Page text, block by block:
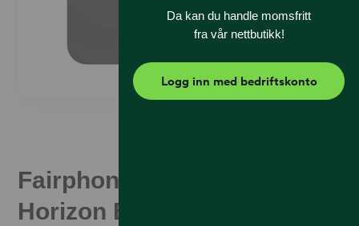
Fairphone (Gen. 6) 256 GB
Horizon Black
Da kan du handle momsfritt
fra vår nettbutikk!
Logg inn med bedriftskonto